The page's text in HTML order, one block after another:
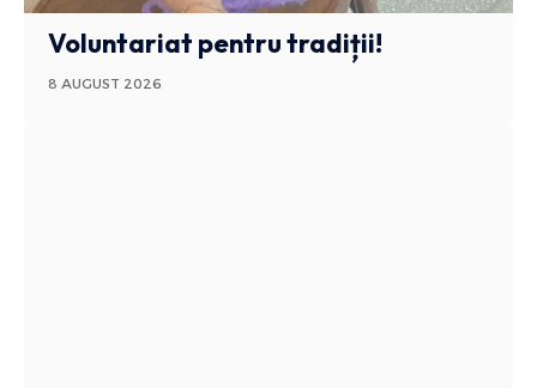
Voluntariat pentru tradiții!
8 AUGUST 2026